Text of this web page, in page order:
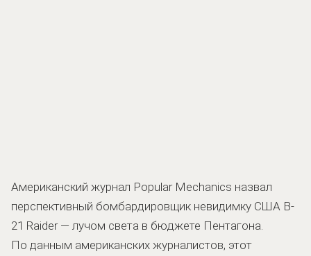
Американский журнал Popular Mechanics назвал
перспективный бомбардировщик невидимку США B-
21 Raider — лучом света в бюджете Пентагона.
По данным американских журналистов, этот